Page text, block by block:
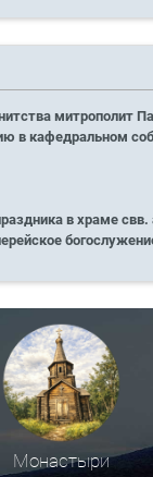
митрополит
в кафедральном
в храме
Монастыри